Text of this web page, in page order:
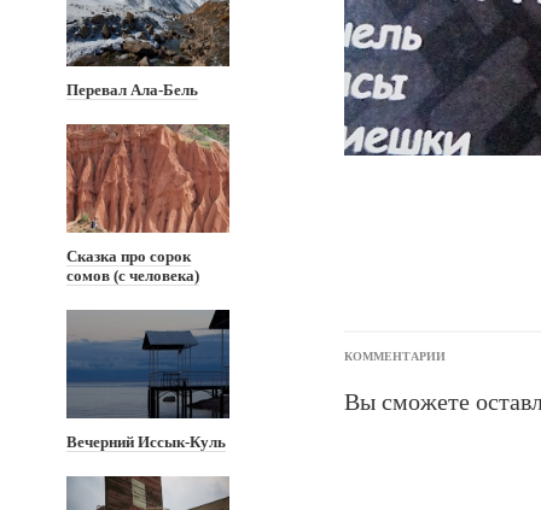
Перевал Ала-Бель
Сказка про сорок
сомов (с человека)
Вечерний Иссык-Куль
КОММЕНТАРИИ
Вы сможете